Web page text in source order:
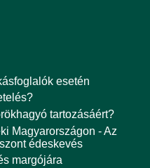
esetén
tartozásáért?
Magyarországon - Az
édeskevés
margójára